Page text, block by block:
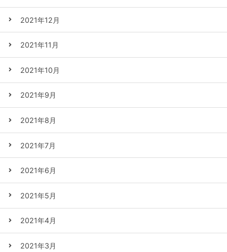
2021年12月
2021年11月
2021年10月
2021年9月
2021年8月
2021年7月
2021年6月
2021年5月
2021年4月
2021年3月